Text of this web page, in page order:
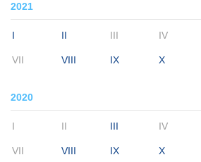
2021
I II III IV
VII VIII IX X
2020
I II III IV
VII VIII IX X